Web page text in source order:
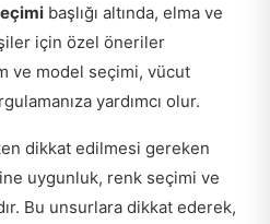
başlığı altında, elma ve
için özel öneriler
ve model seçimi, vücut
yardımcı olur.
dikkat edilmesi gereken
uygunluk, renk seçimi ve
Bu unsurlara dikkat ederek,